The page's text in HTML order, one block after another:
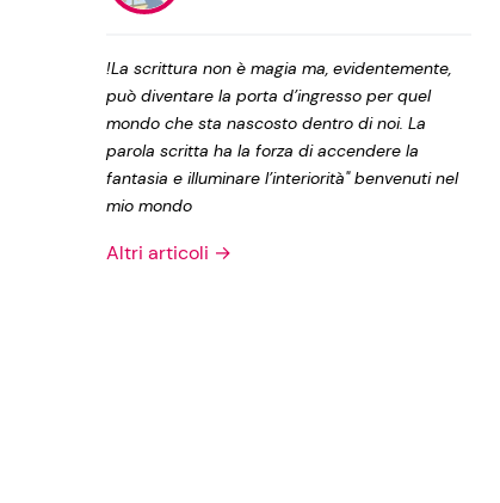
Privacy Policy
!La scrittura non è magia ma, evidentemente,
può diventare la porta d’ingresso per quel
mondo che sta nascosto dentro di noi. La
parola scritta ha la forza di accendere la
fantasia e illuminare l’interiorità" benvenuti nel
mio mondo
Altri articoli →